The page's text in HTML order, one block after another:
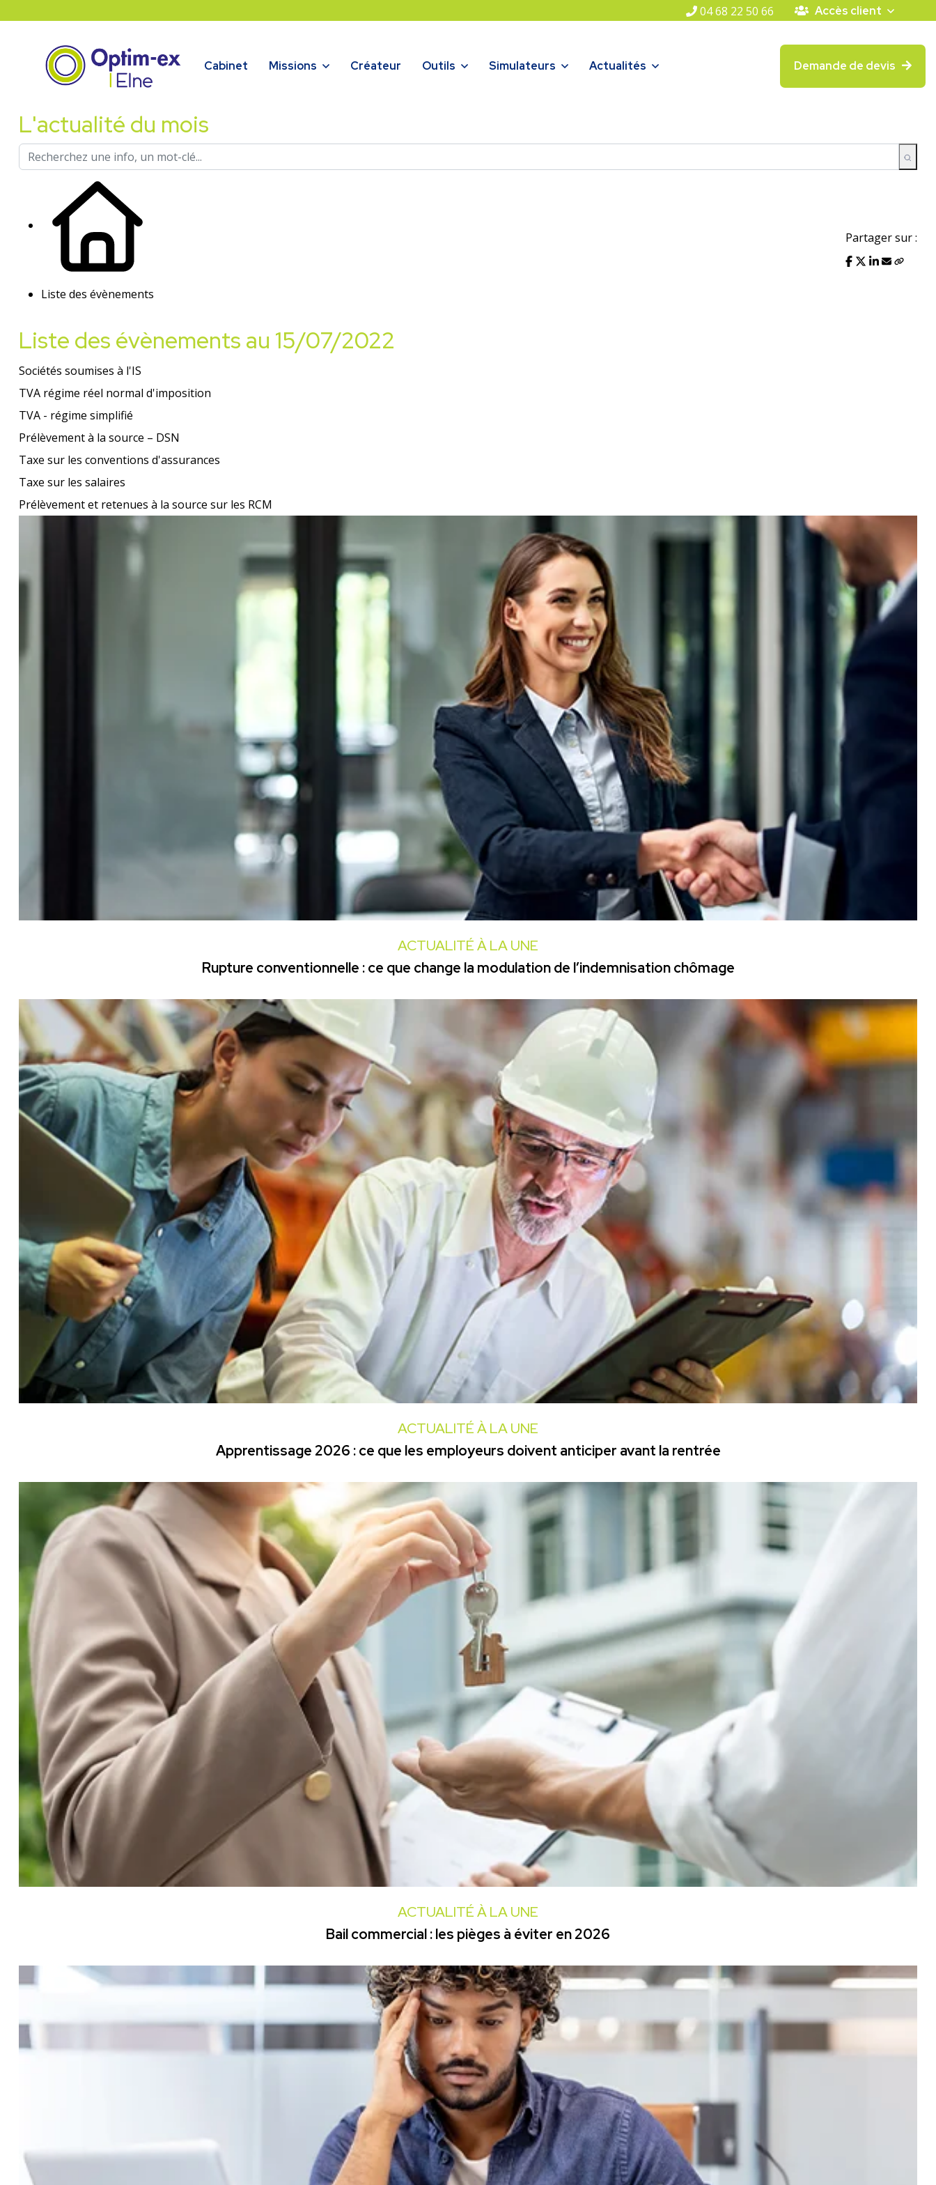
04 68 22 50 66 Accès client
Cabinet Missions Créateur Outils Simulateurs Actualités Demande de devis
L'actualité du mois
Liste des évènements
Partager sur :
Liste des évènements au 15/07/2022
Sociétés soumises à l'IS
TVA régime réel normal d'imposition
TVA - régime simplifié
Prélèvement à la source – DSN
Taxe sur les conventions d'assurances
Taxe sur les salaires
Prélèvement et retenues à la source sur les RCM
ACTUALITÉ À LA UNE
Rupture conventionnelle : ce que change la modulation de l’indemnisation chômage
ACTUALITÉ À LA UNE
Apprentissage 2026 : ce que les employeurs doivent anticiper avant la rentrée
ACTUALITÉ À LA UNE
Bail commercial : les pièges à éviter en 2026